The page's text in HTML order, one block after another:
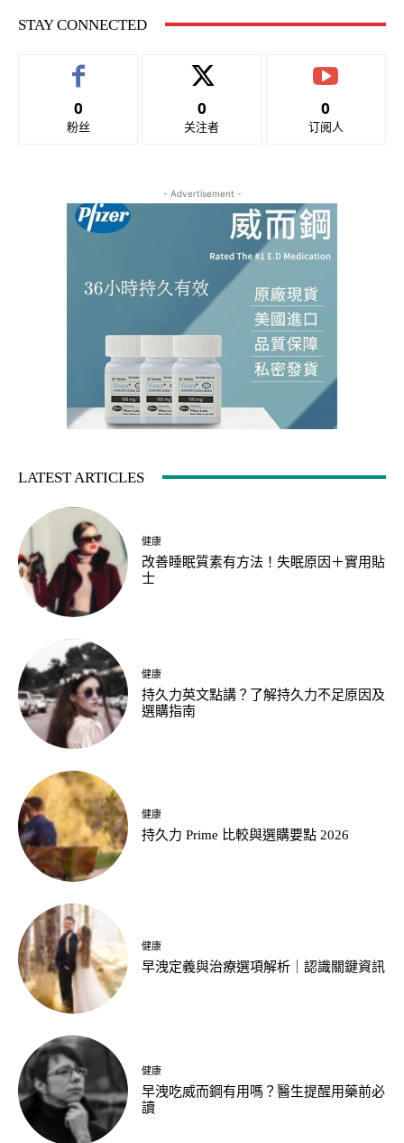
STAY CONNECTED
0
粉丝
0
关注者
0
订阅人
- Advertisement -
LATEST ARTICLES
健康
改善睡眠質素有方法！失眠原因＋實用貼
士
健康
持久力英文點講？了解持久力不足原因及
選購指南
健康
持久力 Prime 比較與選購要點 2026
健康
早洩定義與治療選項解析｜認識關鍵資訊
健康
早洩吃威而鋼有用嗎？醫生提醒用藥前必
讀